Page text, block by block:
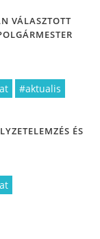
VÁLASZTOTT
#aktualis
ÉS